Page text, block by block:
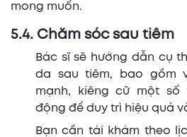
mong muốn.
5.4. Chăm sóc sau tiêm
Bác sĩ sẽ hướng dẫn cụ
da sau tiêm, bao gồm
mạnh, kiêng cữ một
động để duy trì hiệu quả
Bạn cần tái khám theo